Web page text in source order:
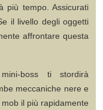
più tempo. Assicurati
il livello degli oggetti
affrontare questa
boss ti stordirà
meccaniche nere e
il più rapidamente